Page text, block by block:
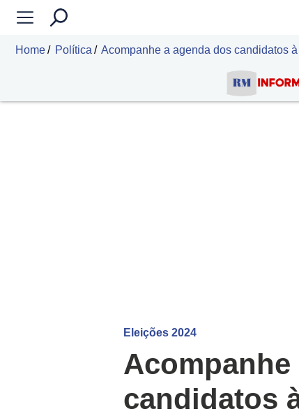
Home Política Acompanhe a agenda dos candidatos
Eleições 2024
candidatos